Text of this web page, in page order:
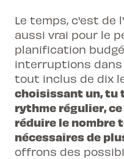
Le temps, c'est de
aussi vrai pour le
planification
interruptions dans
tout inclus de dix
choisissant un, tu
rythme régulier,
réduire le nombre
nécessaires de
offrons des